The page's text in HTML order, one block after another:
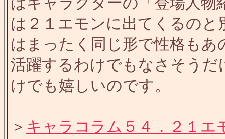
は２１エモンに出てくるの
はまったく同じ形で性格も
活躍するわけでもなさそう
けでも嬉しいのです。
＞ キャラコラム５４．２１エ